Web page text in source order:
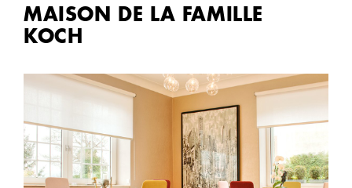
MAISON DE LA FAMILLE
KOCH